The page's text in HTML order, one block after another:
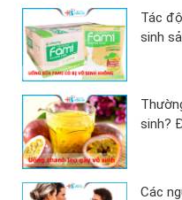
Tác
sinh
sinh?
Các